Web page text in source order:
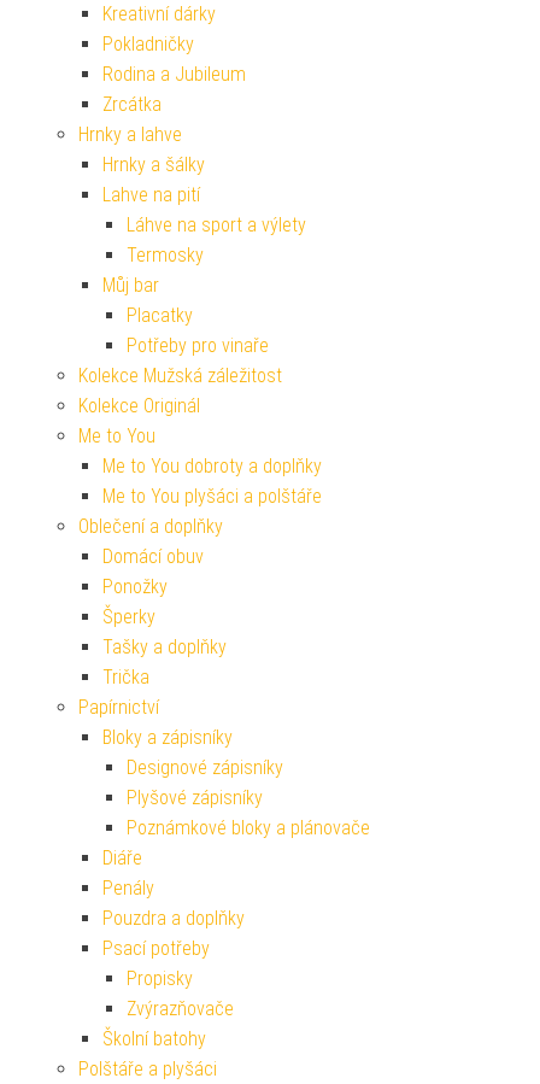
Kreativní dárky
Pokladničky
Rodina a Jubileum
Zrcátka
Hrnky a lahve
Hrnky a šálky
Lahve na pití
Láhve na sport a výlety
Termosky
Můj bar
Placatky
Potřeby pro vinaře
Kolekce Mužská záležitost
Kolekce Originál
Me to You
Me to You dobroty a doplňky
Me to You plyšáci a polštáře
Oblečení a doplňky
Domácí obuv
Ponožky
Šperky
Tašky a doplňky
Trička
Papírnictví
Bloky a zápisníky
Designové zápisníky
Plyšové zápisníky
Poznámkové bloky a plánovače
Diáře
Penály
Pouzdra a doplňky
Psací potřeby
Propisky
Zvýrazňovače
Školní batohy
Polštáře a plyšáci